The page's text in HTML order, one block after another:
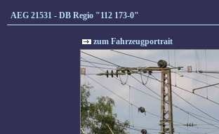
AEG 21531 - DB Regio "112 173-0"
zum Fahrzeugportrait